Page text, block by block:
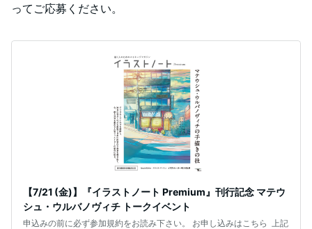
ってご応募ください。
【7/21 (金)】『イラストノート Premium』刊行記念 マテウ
シュ・ウルバノヴィチ トークイベント
申込みの前に必ず参加規約をお読み下さい。 お申し込みはこちら 上記